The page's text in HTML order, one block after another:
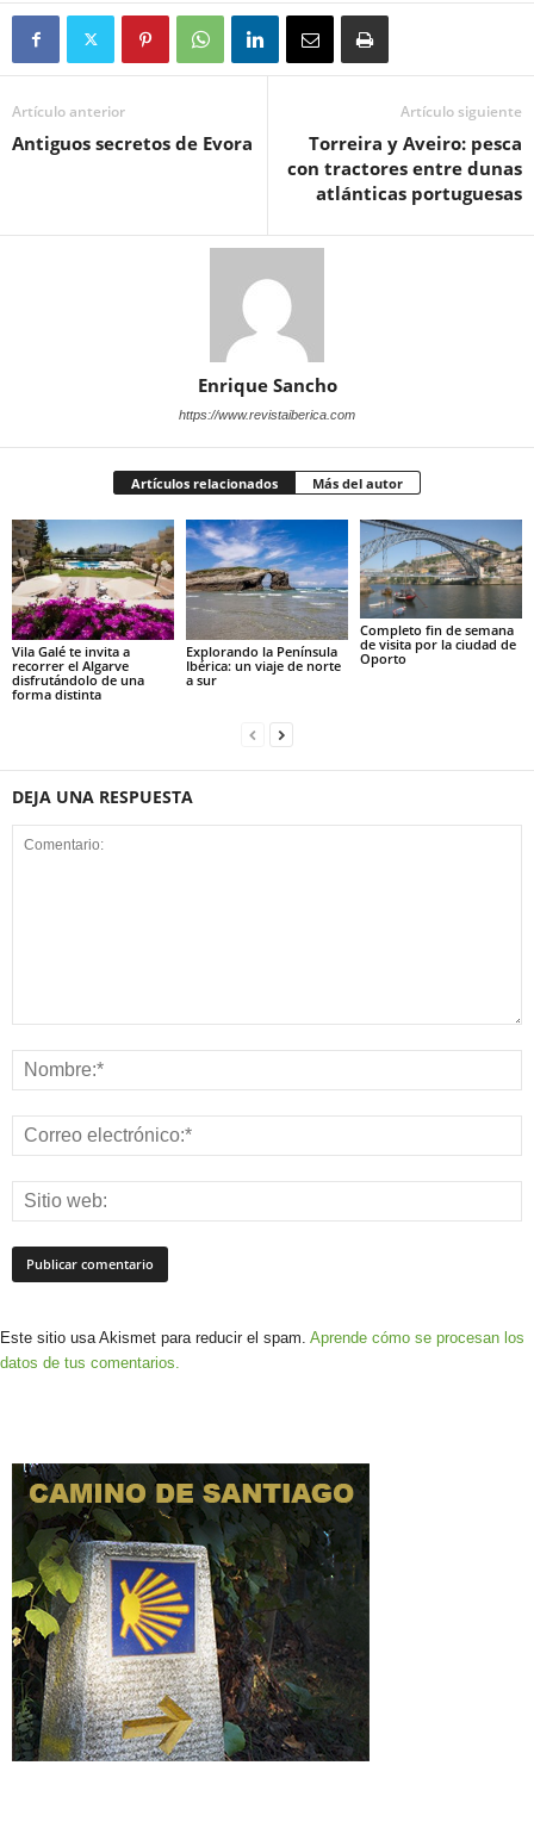
Artículo anterior
Antiguos secretos de Evora
Artículo siguiente
Torreira y Aveiro: pesca
con tractores entre dunas
atlánticas portuguesas
Enrique Sancho
https://www.revistaiberica.com
Artículos relacionados Más del autor
Vila Galé te invita a
recorrer el Algarve
disfrutándolo de una
forma distinta
Explorando la Península
Ibérica: un viaje de norte
a sur
Completo fin de semana
de visita por la ciudad de
Oporto
DEJA UNA RESPUESTA
Este sitio usa Akismet para reducir el spam. Aprende cómo se procesan los
datos de tus comentarios.